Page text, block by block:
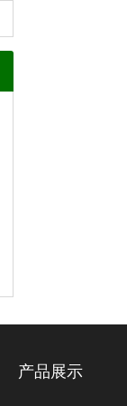
产品展示